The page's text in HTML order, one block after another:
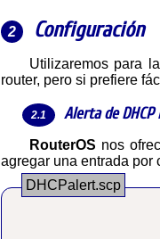
Configuración
Utilizaremos para las explicaciones la configuración por consola, ya que es mas fácil de presentar y de hacer "Copiar/Pegar" a su
router, pero si prefiere
Alerta de
RouterOS nos
agregar una entrada por